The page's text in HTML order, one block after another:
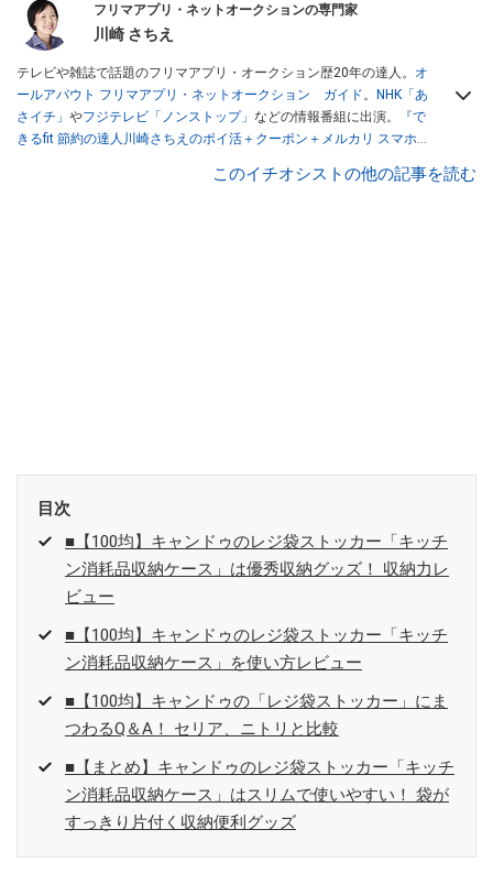
フリマアプリ・ネットオークションの専門家
川崎 さちえ
テレビや雑誌で話題のフリマアプリ・オークション歴20年の達人。 オ
ールアバウト フリマアプリ・ネットオークション ガイド。
NHK「あ
さイチ」 やフジテレビ「ノンストップ」 などの情報番組に出演。
『で
きるfit 節約の達人川崎さちえのポイ活＋クーポン＋メルカリ スマホで
スマホ1つでスキマ時間に効率的に稼ぐ！』（翔泳社刊） ほか著書多
このイチオシストの他の記事を読む
目次
■【100均】キャンドゥのレジ袋ストッカー「キッチ
ン消耗品収納ケース」は優秀収納グッズ！ 収納力レ
ビュー
■【100均】キャンドゥのレジ袋ストッカー「キッチ
ン消耗品収納ケース」を使い方レビュー
■【100均】キャンドゥの「レジ袋ストッカー」にま
つわるQ＆A！ セリア、ニトリと比較
■【まとめ】キャンドゥのレジ袋ストッカー「キッチ
ン消耗品収納ケース」はスリムで使いやすい！ 袋が
すっきり片付く収納便利グッズ